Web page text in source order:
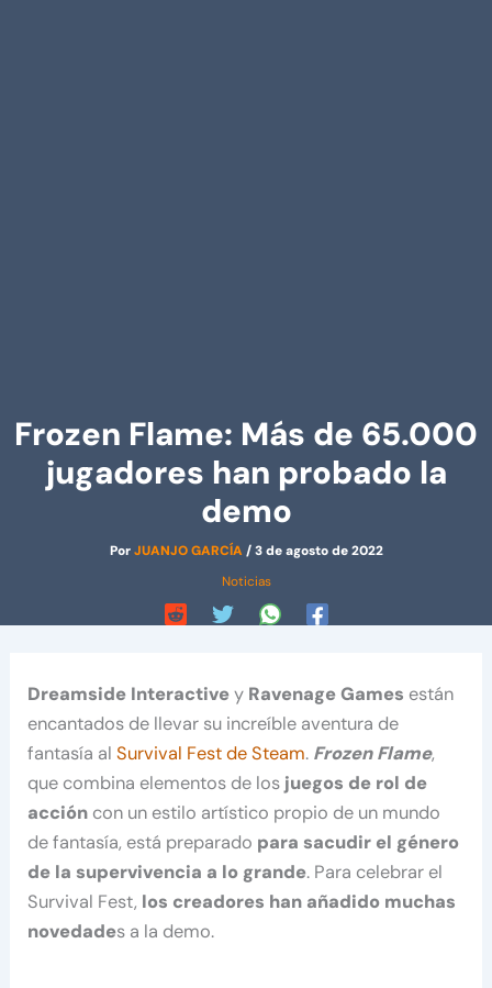
Frozen Flame: Más de 65.000
jugadores han probado la
demo
PorJUANJO GARCÍA/3 de agosto de 2022
Noticias
Dreamside Interactivey Ravenage Games están
encantados de llevar su increíble aventura de
fantasía alSurvival Fest de Steam. Frozen Flame,
que combina elementos de los juegos de rol de
acción con un estilo artístico propio de un mundo
de fantasía, está preparado para sacudir el género
de la supervivencia a lo grande. Para celebrar el
Survival Fest, los creadores han añadido muchas
novedades a la demo.